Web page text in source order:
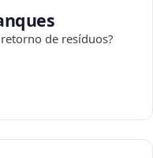
de resíduos?